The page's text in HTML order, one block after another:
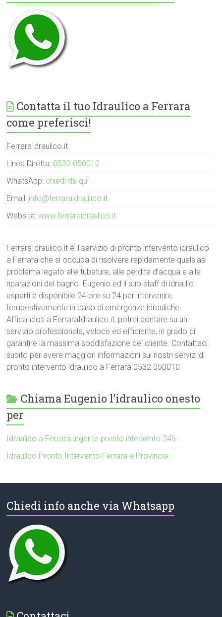
Contatta il tuo Idraulico a Ferrara
come preferisci!
FerraraIdraulico.it
Linea Diretta: 0532 050010
WhatsApp: chiedi da qui
Email: info@ferraraidraulico.it
Website:www.ferraraidraulico.it
FerraraIdraulico.it è il servizio di pronto intervento idraulico
a Ferrara che si occupa di risolvere rapidamente qualsiasi
problema legato alle tubature, alle perdite d’acqua e alle
riparazioni del bagno. Eugenio ed il suo staff di idraulici
esperti è disponibile 24 ore su 24 per intervenire
tempestivamente in caso di emergenze idrauliche.
Affidandoti a FerraraIdraulico.it, potrai contare su un
servizio professionale, veloce ed efficiente, in grado di
garantire la massima soddisfazione del cliente. Contattaci
subito per avere maggiori informazioni sui nostri servizi di
pronto intervento idraulico a Ferrara 0532 050010
Chiama Eugenio l’idraulico onesto
per
Idraulico a Ferrara urgente pronto intervento 24h
Idraulico Pronto Intervento Ferrara e Provincia
Chiedi info anche via Whatsapp